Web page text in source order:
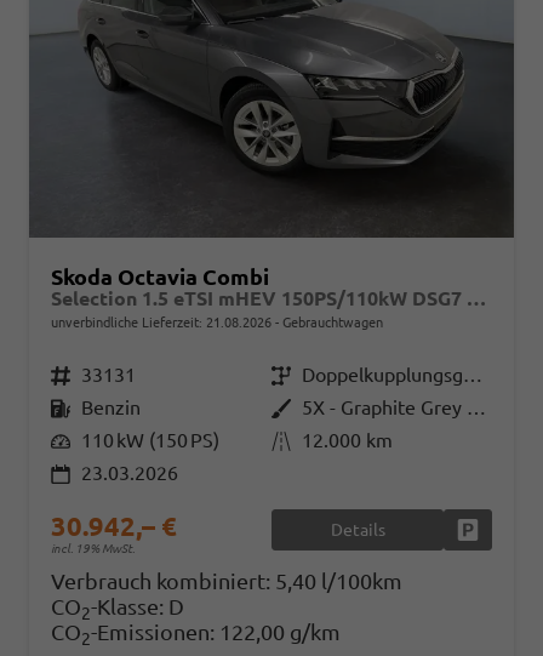
Skoda Octavia Combi
Selection 1.5 eTSI mHEV 150PS/110kW DSG7 2026 +AHK+3-ZONE+RFK+KESSY+EL.HECK+BHZ. LENKRAD
unverbindliche Lieferzeit: 21.08.2026 Gebrauchtwagen
Fahrzeugnr. 33131 Getriebe
Doppelkupplungsgetriebe (DSG)
Kraftstoff Benzin Außenfarbe
5X - Graphite Grey Met.
Leistung 110 kW (150 PS) Kilometerstand 12.000 km
23.03.2026
30.942,– €
incl. 19% MwSt.
Details
Verbrauch kombiniert: 5,40 l/100km
CO2-Klasse: D
CO2-Emissionen: 122,00 g/km